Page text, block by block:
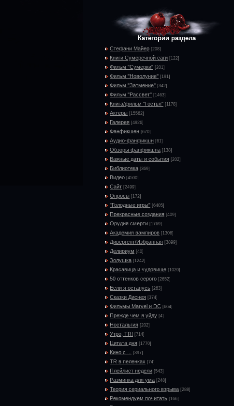
Категории раздела
Стефани Майер [208]
Книги Сумеречной саги [122]
Фильм "Сумерки" [201]
Фильм "Новолуние" [191]
Фильм "Затмение" [342]
Фильм "Рассвет" [1463]
Книга/фильм "Гостья" [1178]
Актеры [15562]
Галерея [4926]
Фанфикшен [670]
Аудио-фанфикшн [61]
Обзоры фанфикшна [138]
Важные даты и события [202]
Библиотека [369]
Видео [4500]
Сайт [2499]
Опросы [172]
"Голодные игры" [6405]
Прекрасные создания [409]
Орудия смерти [1769]
Академия вампиров [1306]
Дивергент/Избранная [3899]
Делириум [40]
Золушка [1242]
Красавица и чудовище [1020]
50 оттенков серого [2652]
Если я останусь [263]
Сказки Диснея [374]
Фильмы Marvel и DC [664]
Прежде чем я уйду [4]
Ностальгия [202]
Утро, TR! [714]
Цитата дня [1770]
Кино с ... [397]
TR в пеленках [74]
Плейлист недели [543]
Разминка для ума [248]
Теория сериального взрыва [288]
Рекомендуем почитать [166]